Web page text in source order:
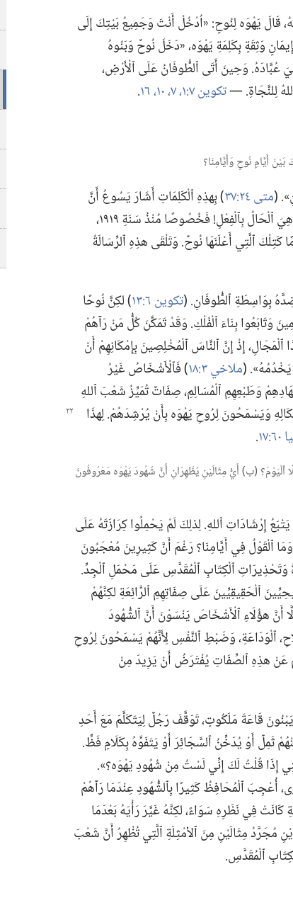
قَالَ يَهْوَه لِنُوحٍ:‏ «اُدْخُلْ أَنْتَ وَجَمِيعُ بَيْتِكَ إِلَى
وَثِقَةٍ بِكَلِمَةِ يَهْوَه،‏ «دَخَلَ نُوحٌ وَبَنُوهُ
عُبَّادَهُ.‏ وَحِينَ أَتَى ٱلطُّوفَانُ عَلَى ٱلْأَرْضِ،‏
لِلنَّجَاةِ.‏ —‏تكوين ٧:‏١،‏
‏.‏
(‏متى ٢٤:‏٣٧
‏)‏ بِهذِهِ ٱلْكَلِمَاتِ أَشَارَ يَسُوعُ أَنَّ
وَقْتَ حُضُورِهِ غَيْرِ ٱلْمَنْظُورِ سَيَكُونُ كَأَيَّامِ نُوحٍ.‏ وَهذِهِ هِيَ ٱلْحَالُ بِٱلْفِعْلِ!‏ فَخُصُوصًا مُنْذُ سَنَةِ ١٩١٩،‏
ٱلَّتِي أَعْلَنَهَا نُوحٌ.‏ وَتَلْقَى هذِهِ ٱلرِّسَالَةُ
ضِدَّهُ بِوَاسِطَةِ ٱلطُّوفَانِ.‏ (‏تكوين ٦:‏١٣
‏)‏ لكِنَّ نُوحًا
وَتَابَعُوا بِنَاءَ ٱلْفُلْكِ.‏ وَقَدْ تَمَكَّنَ كُلُّ مَنْ رَآهُمْ
إِذْ إِنَّ ٱلنَّاسَ ٱلْمُخْلِصِينَ بِإِمْكَانِهِمْ أَنْ
يَخْدُمُهُ».‏ (‏ملاخي ٣:‏١٨
‏)‏ فَٱلْأَشْخَاصُ غَيْرُ
وَطَبْعِهِمِ ٱلْمُسَالِمِ،‏ صِفَاتٌ تُمَيِّزُ شَعْبَ ٱللهِ
وَيَسْمَحُونَ لِرُوحِ يَهْوَه بِأَنْيُرْشِدَهُمْ.‏ لِهذَا
‏.‏
ٱلْيَوْمَ؟‏ (‏ب)‏ أَيُّ مِثَالَيْنِ يُظْهِرَانِ أَنَّ شُهُودَ يَهْوَه مَعْرُوفُونَ
إِرْشَادَاتِ ٱللهِ.‏ لِذلِكَ لَمْ يَحْمِلُوا كِرَازَتَهُ عَلَى
ٱلْقَوْلُ فِي أَيَّامِنَا؟‏ رَغْمَ أَنَّ كَثِيرِينَ مُعْجَبُونَ
وَتَحْذِيرَاتِ ٱلْكِتَابِ ٱلْمُقَدَّسِ عَلَى مَحْمَلِ ٱلْجِدِّ.‏
ٱلْحَقِيقِيِّينَ عَلَى صِفَاتِهِمِ ٱلرَّائِعَةِ لكِنَّهُمْ
أَنَّ هؤُلَاءِ ٱلْأَشْخَاصَ يَنْسَوْنَ أَنَّ ٱلشُّهُودَ
ٱلْوَدَاعَةِ،‏ وَضَبْطِ ٱلنَّفْسِ لِأَنَّهُمْ يَسْمَحُونَ لِرُوحِ
عَنْ هذِهِ ٱلصِّفَاتِ يُفْتَرَضُ أَنْ يَزِيدَ مِنْ
قَاعَةَ مَلَكُوتٍ،‏ تَوَقَّفَ رَجُلٌ لِيَتَكَلَّمَ مَعَ أَحَدِ
ثَمِلٌ أَوْ يُدَخِّنُ ٱلسَّجَائِرَ أَوْ يَتَفَوَّهُ بِكَلَامٍ فَظٍّ.‏
إِذَا قُلْتُ لَكَ إِنِّي لَسْتُ مِنْ شُهُودِ يَهْوَه؟‏».‏
أُعْجِبَ ٱلْمُحَافِظُ كَثِيرًا بِٱلشُّهُودِ عِنْدَمَا رَآهُمْ
فِي نَظَرِهِ سَوَاءً،‏ لكِنَّهُ غَيَّرَ رَأْيَهُ بَعْدَمَا
مُجَرَّدُ مِثَالَيْنِ مِنَ ٱلأمْثِلَةِ ٱلَّتِي تُظْهِرُ أَنَّ شَعْبَ
ٱلْمُقَدَّسِ.‏